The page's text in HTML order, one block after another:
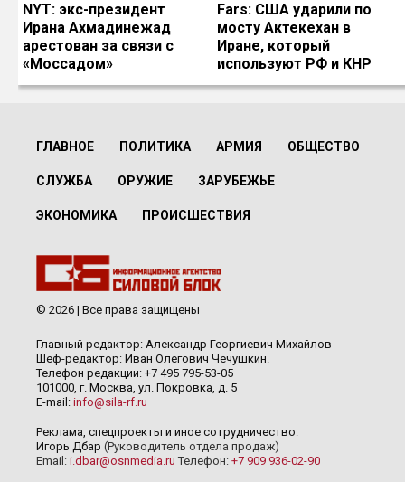
NYT: экс-президент
Ирана Ахмадинежад
арестован за связи с
«Моссадом»
Fars: США ударили по
мосту Актекехан в
Иране, который
используют РФ и КНР
ГЛАВНОЕ ПОЛИТИКА АРМИЯ ОБЩЕСТВО
СЛУЖБА ОРУЖИЕ ЗАРУБЕЖЬЕ
ЭКОНОМИКА ПРОИСШЕСТВИЯ
© 2026 | Все права защищены
Главный редактор: Александр Георгиевич Михайлов
Шеф-редактор: Иван Олегович Чечушкин.
Телефон редакции: +7 495 795-53-05
101000, г. Москва, ул. Покровка, д. 5
E-mail: info@sila-rf.ru
Реклама, спецпроекты и иное сотрудничество:
Игорь Дбар (Руководитель отдела продаж)
Email: i.dbar@osnmedia.ru Телефон: +7 909 936-02-90